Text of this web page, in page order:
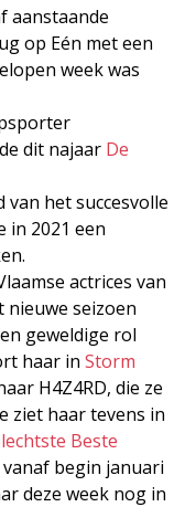
aanstaande
op Eén met een
week was
dit najaar De
het succesvolle
in 2021 een
actrices van
nieuwe seizoen
geweldige rol
haar in Storm
H4Z4RD, die ze
ziet haar tevens in
Beste
vanaf begin januari
deze week nog in